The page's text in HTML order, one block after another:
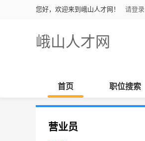
您好，欢迎来到峨山人才网！ 请登录
峨山人才网
首页 职位搜索
营业员